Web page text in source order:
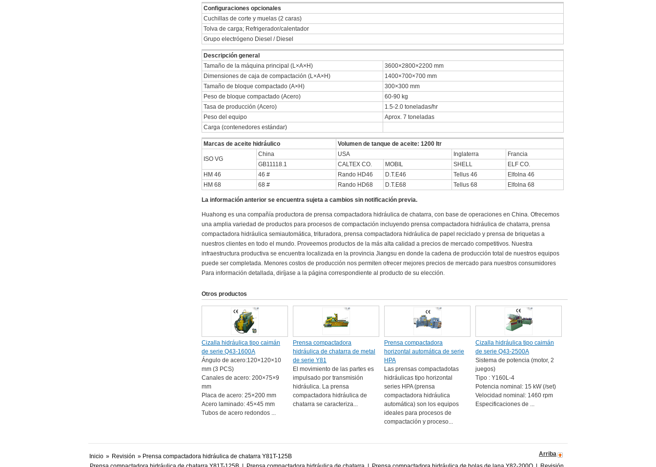
Configuraciones opcionales
Cuchillas de corte y muelas (2 caras)
Tolva de carga; Refrigerador/calentador
Grupo electrógeno Diesel / Diesel
Descripción general
Tamaño de la máquina principal (L×A×H)
3600×2800×2200 mm
Dimensiones de caja de compactación (L×A×H)
1400×700×700 mm
Tamaño de bloque compactado (A×H)
300×300 mm
Peso de bloque compactado (Acero)
60-90 kg
Tasa de producción (Acero)
1.5-2.0 toneladas/hr
Peso del equipo
Aprox. 7 toneladas
Carga (contenedores estándar)
Marcas de aceite hidráulico Volumen de tanque de aceite: 1200 ltr
ISO VG
China USA Inglaterra
Francia
GB11118.1
CALTEX CO. MOBIL SHELL
ELF CO.
HM 46
46 # Rando HD46 D.T.E46 Tellus 46
Elfolna 46
HM 68
68 # Rando HD68 D.T.E68 Tellus 68 Elfolna 68
La información anterior se encuentra sujeta a cambios sin notificación previa.
Huahong es una compañía productora de prensa compactadora hidráulica de chatarra, con base de operaciones en China. Ofrecemos
una amplia variedad de productos para procesos de compactación incluyendo prensa compactadora hidráulica de chatarra, prensa
compactadora hidráulica semiautomática, trituradora, prensa compactadora hidráulica de papel reciclado y prensa de briquetas a
nuestros clientes en todo el mundo. Proveemos productos de la más alta calidad a precios de mercado competitivos. Nuestra
infraestructura productiva se encuentra localizada en la provincia Jiangsu en donde la cadena de producción total de nuestros equipos
puede ser completada. Menores costos de producción nos permiten ofrecer mejores precios de mercado para nuestros consumidores
Para información detallada, diríjase a la página correspondiente al producto de su elección.
Otros productos
Cizalla hidráulica tipo caimán
de serie Q43-1600A
Ángulo de acero:120×120×10
mm (3 PCS)
Canales de acero: 200×75×9
mm
Placa de acero: 25×200 mm
Acero laminado: 45×45 mm
Tubos de acero redondos ...
Prensa compactadora
hidráulica de chatarra de metal
de serie Y81
El movimiento de las partes es
impulsado por transmisión
hidráulica. La prensa
compactadora hidráulica de
chatarra se caracteriza...
Prensa compactadora
horizontal automática de serie
HPA
Las prensas compactadotas
hidráulicas tipo horizontal
series HPA (prensa
compactadora hidráulica
automática) son los equipos
ideales para procesos de
compactación y proceso...
Cizalla hidráulica tipo caimán
de serie Q43-2500A
Sistema de potencia (motor, 2
juegos)
Tipo : Y160L-4
Potencia nominal: 15 kW (/set)
Velocidad nominal: 1460 rpm
Especificaciones de ...
Inicio » Revisión » Prensa compactadora hidráulica de chatarra Y81T-125B
Arriba